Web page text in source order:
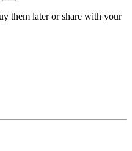
them later or share with your